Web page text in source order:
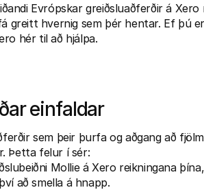
Evrópskar greiðsluaðferðir á
hvernig sem þér hentar. Ef þú
hér til að hjálpa.
einfaldar
sem þeir þurfa og aðgang að
Þetta felur í sér:
Mollie á Xero reikningana
að smella á hnapp.